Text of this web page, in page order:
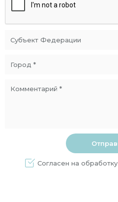
Согласен на обработку